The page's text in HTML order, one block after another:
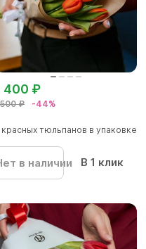
₽ -44%
400 ₽
красных тюльпанов в упаковке
в наличии В 1 клик